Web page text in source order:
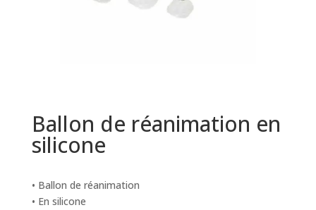
Ballon de réanimation en
silicone
• Ballon de réanimation
• En silicone